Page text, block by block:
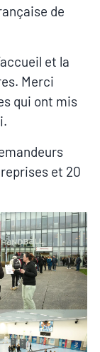
de
et la
Merci
qui ont mis
et 20